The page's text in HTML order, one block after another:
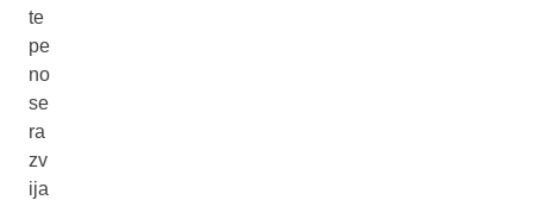
te
pe
no
se
ra
zv
ija